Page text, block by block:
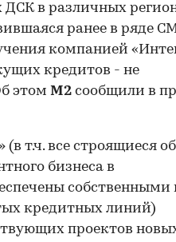
ДСК в различных
ранее в ряде
компанией
кредитов - не
этом М2 сообщили в
т.ч. все строящиеся
бизнеса в
собственными
кредитных линий)
проектов